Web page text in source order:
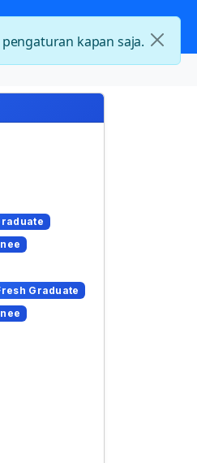
Graduate
kapan saja.